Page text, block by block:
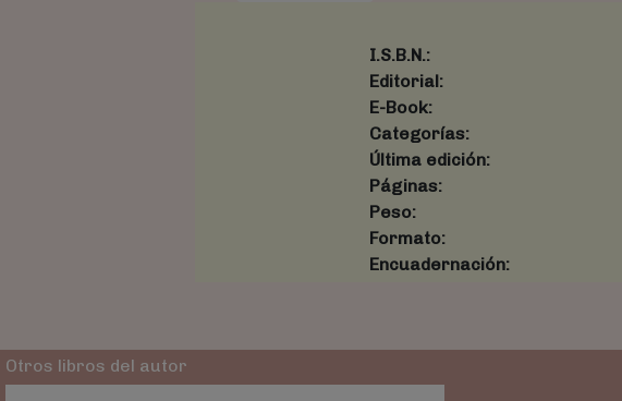
I.S.B.N.:
Editorial:
E-Book:
Categorías:
Última edición:
Páginas:
Peso:
Formato:
Encuadernación:
Otros libros del autor